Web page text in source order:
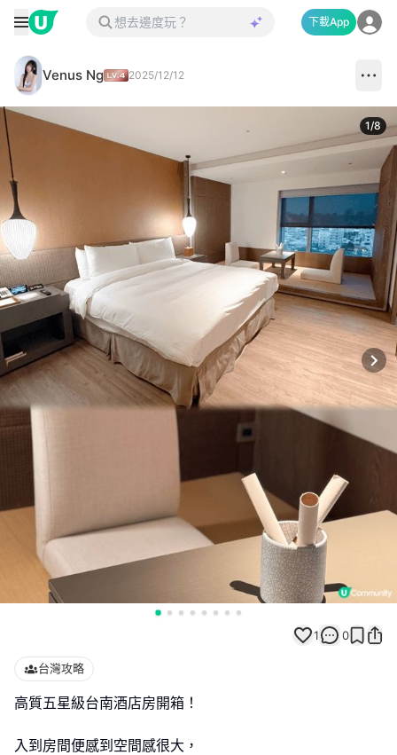
下載App
Venus Ng 2025/12/12
1/8
1 0
台灣攻略
高質五星級台南酒店房開箱！
入到房間便感到空間感很大，